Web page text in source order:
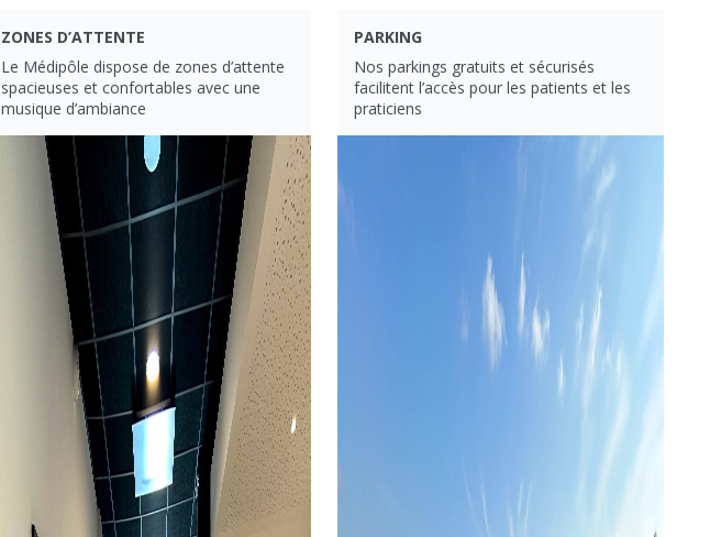
ZONES D’ATTENTE
Le Médipôle dispose de zones d’attente
spacieuses et confortables avec une
musique d’ambiance
PARKING
Nos parkings gratuits et sécurisés
facilitent l’accès pour les patients et les
praticiens